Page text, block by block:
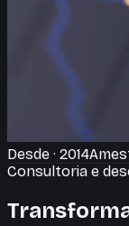
Desde · 2014
Consultoria e